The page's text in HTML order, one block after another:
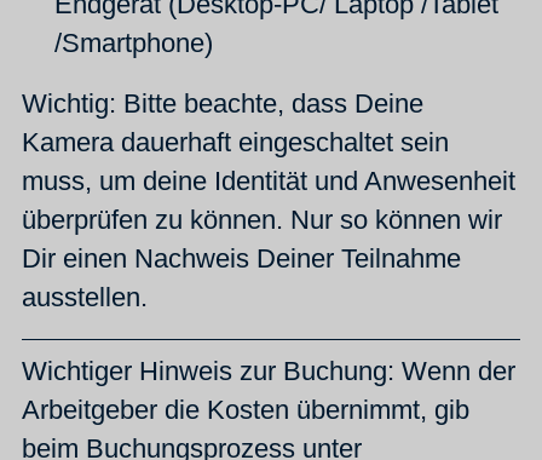
/Smartphone)
Wichtig: Bitte beachte, dass Deine
Kamera dauerhaft eingeschaltet sein
muss, um deine Identität und Anwesenheit
überprüfen zu können. Nur so können wir
Dir einen Nachweis Deiner Teilnahme
ausstellen.
Wichtiger Hinweis zur Buchung: Wenn der
Arbeitgeber die Kosten übernimmt, gib
beim Buchungsprozess unter